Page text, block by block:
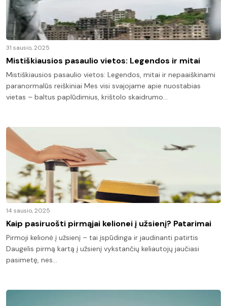
31 sausio, 2025
Mistiškiausios pasaulio vietos: Legendos ir mitai
Mistiškiausios pasaulio vietos: Legendos, mitai ir nepaaiškinami
paranormalūs reiškiniai Mes visi svajojame apie nuostabias
vietas – baltus paplūdimius, krištolo skaidrumo…
14 sausio, 2025
Kaip pasiruošti pirmąjai kelionei į užsienį? Patarimai
Pirmoji kelionė į užsienį – tai įspūdinga ir jaudinanti patirtis
Daugelis pirmą kartą į užsienį vykstančių keliautojų jaučiasi
pasimetę, nes…